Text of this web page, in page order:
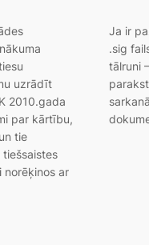
uzrādīt
2010.gada
par kārtību,
tie
norēķinos ar
Ja ir
.sig
tālruni